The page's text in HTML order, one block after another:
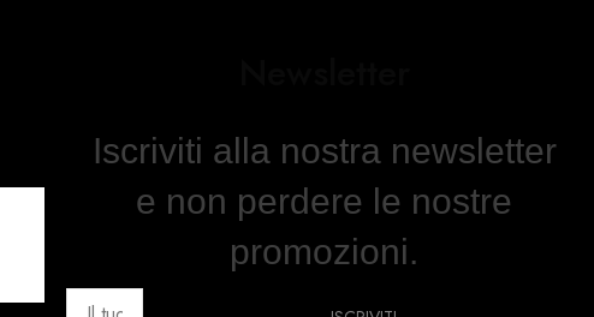
Iscriviti alla nostra newsletter
e non perdere le nostre
promozioni.